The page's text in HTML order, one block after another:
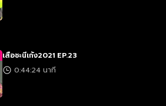
เสือชะนีเก้ง2021 EP.23
0:44:24 นาที